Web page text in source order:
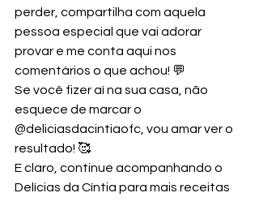
perder, compartilha com aquela
pessoa especial que vai adorar
provar e me conta aqui nos
comentários o que achou! 💬
Se você fizer aí na sua casa, não
esquece de marcar o
@deliciasdacintiaofc, vou amar ver o
resultado! 🥰
E claro, continue acompanhando o
Delícias da Cíntia para mais receitas